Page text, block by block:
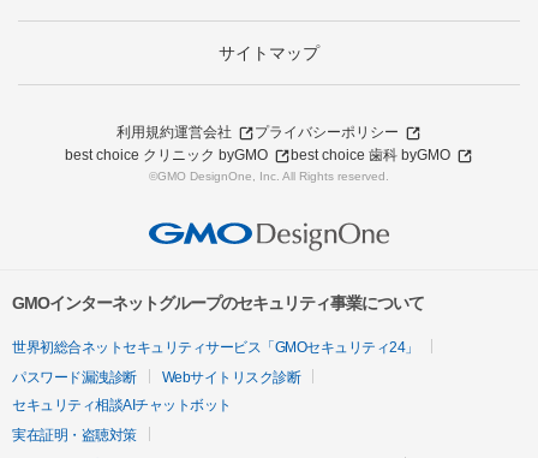
サイトマップ
利用規約運営会社
プライバシーポリシー
best choice クリニック byGMO
best choice 歯科 byGMO
©GMO DesignOne, Inc. All Rights reserved.
GMOインターネットグループのセキュリティ事業について
世界初総合ネットセキュリティサービス「GMOセキュリティ24」
パスワード漏洩診断
Webサイトリスク診断
セキュリティ相談AIチャットボット
実在証明・盗聴対策